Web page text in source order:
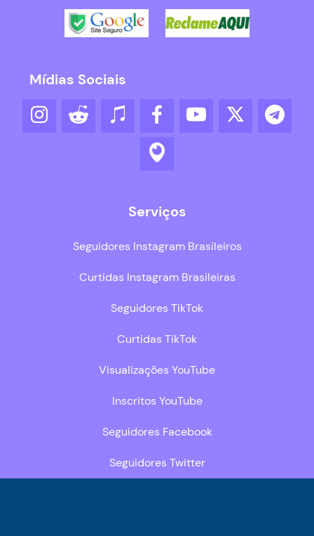
Mídias Sociais
Serviços
Seguidores Instagram Brasileiros
Curtidas Instagram Brasileiras
Seguidores TikTok
Curtidas TikTok
Visualizações YouTube
Inscritos YouTube
Seguidores Facebook
Seguidores Twitter